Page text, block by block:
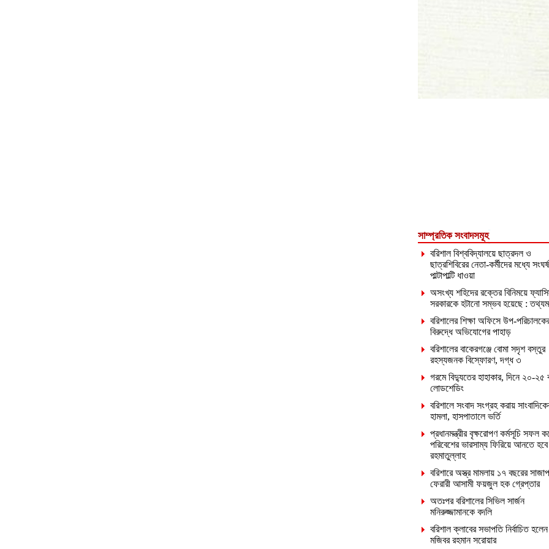
সাম্প্রতিক সংবাদসমূহ
বরিশাল বিশ্ববিদ্যালয়ে ছাত্রদল ও
ছাত্রশিবিরের নেতা-কর্মীদের মধ্যে
পাল্টাপাল্টি ধাওয়া
অসংখ্য শহিদের রক্তের বিনিময়ে
সরকারকে হটানো সম্ভব হয়েছে :
বরিশালের শিক্ষা অফিসে উপ-
বিরুদ্ধে অভিযোগের পাহাড়
বরিশালের বাকেরগঞ্জে বোমা সদৃশ বস্তুর
রহস্যজনক বিস্ফোরণ, দগ্ধ ৩
গরমে বিদ্যুতের হাহাকার, দিনে ২০-২৫
লোডশেডিং
বরিশালে সংবাদ সংগ্রহ করায়
হামলা, হাসপাতালে ভর্তি
প্রধানমন্ত্রীর বৃক্ষরোপণ কর্মসূচি সফল
পরিবেশের ভারসাম্য ফিরিয়ে আনতে
রহমাতুল্লাহ
বরিশারে অস্ত্র মামলায় ১৭ বছরের
ফেরারী আসামী ফয়জুল হক গ্রেপ্তার
অতঃপর বরিশালের সিভিল সার্জন
মনিরুজ্জামানকে বদলি
বরিশাল ক্লাবের সভাপতি নির্বাচিত হলেন
মজিবর রহমান সরোয়ার